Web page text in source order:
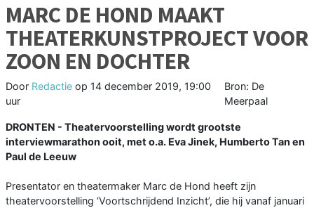
MARC DE HOND MAAKT
THEATERKUNSTPROJECT VOOR
ZOON EN DOCHTER
Door Redactie op 14 december 2019, 19:00
uur
Bron: De
Meerpaal
DRONTEN - Theatervoorstelling wordt grootste
interviewmarathon ooit, met o.a. Eva Jinek, Humberto Tan en
Paul de Leeuw
Presentator en theatermaker Marc de Hond heeft zijn
theatervoorstelling ‘Voortschrijdend Inzicht’, die hij vanaf januari